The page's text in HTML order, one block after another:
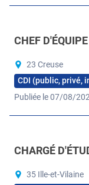
CHEF
23 Creuse
CDI (public, privé,
Publiée le 07/08/
CHARGÉ
35 Ille-et-Vilaine